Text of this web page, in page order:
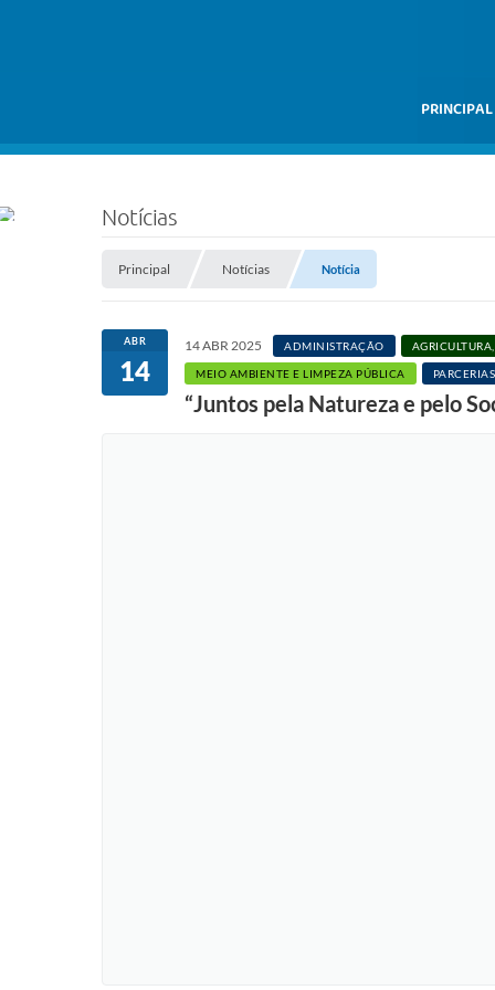
PRINCIPAL
Notícias
Principal Notícias Notícia
ABR
14
14 ABR 2025 ADMINISTRAÇÃO
MEIO AMBIENTE E LIMPEZA PÚBLICA PARCERIAS
“Juntos pela Natureza e pelo